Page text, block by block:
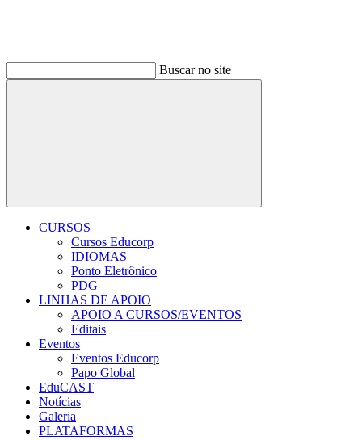
Buscar no site
Buscar
CURSOS
Cursos Educorp
IDIOMAS
Ponto Eletrônico
PDG
LINHAS DE APOIO
APOIO A CURSOS/EVENTOS
Editais
Eventos
Eventos Educorp
Papo Global
EduCAST
Notícias
Galeria
PLATAFORMAS